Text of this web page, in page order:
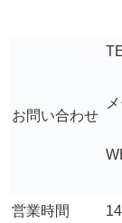
お問い合わせ
営業時間